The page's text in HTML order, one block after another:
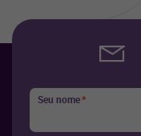
Seu nome*